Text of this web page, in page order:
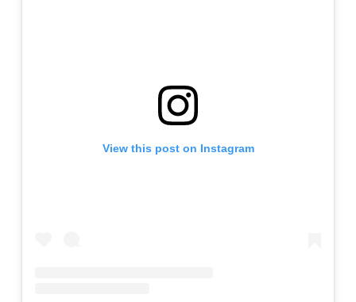
View this post on Instagram